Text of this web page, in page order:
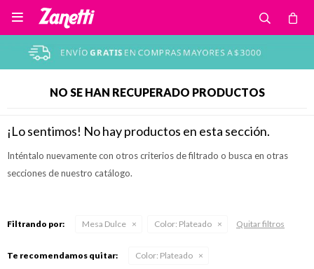

NO SE HAN RECUPERADO PRODUCTOS
¡Lo sentimos! No hay productos en esta sección.
Inténtalo nuevamente con otros criterios de filtrado o busca en otras
secciones de nuestro catálogo.
Filtrando por: Mesa Dulce Color: Plateado Quitar filtros
Te recomendamos quitar: Color: Plateado